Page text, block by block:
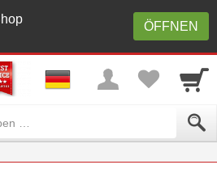
ÖFFNEN